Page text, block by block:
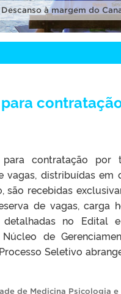
à margem do
contratação por
vagas, distribuídas em
são recebidas
de vagas, carga
detalhadas no Edital
de
Seletivo
de Medicina Psicologia e